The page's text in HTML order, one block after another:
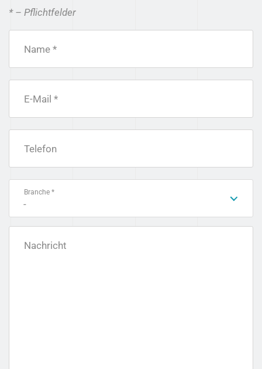
* – Pflichtfelder
Name *
E-Mail *
Telefon
Branche *
-
Nachricht